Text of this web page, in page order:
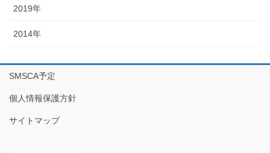
2019年
2014年
SMSCA予定
個人情報保護方針
サイトマップ